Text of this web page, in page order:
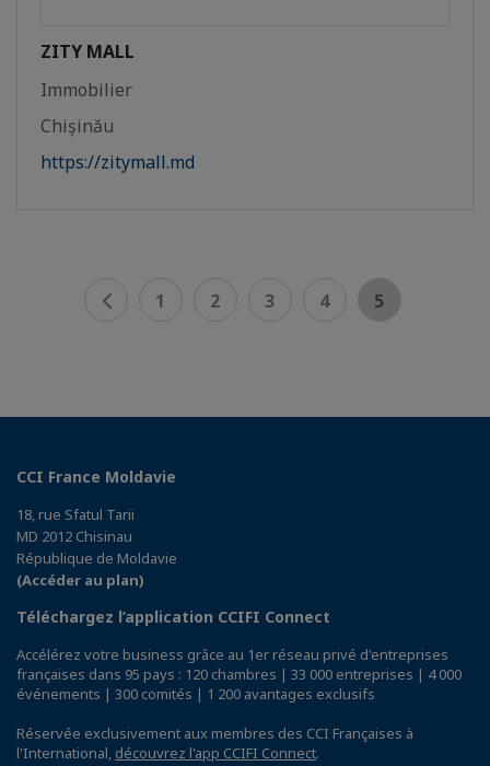
ZITY MALL
Immobilier
Chișinău
https://zitymall.md
1 2 3 4 5
CCI France Moldavie
18, rue Sfatul Tarii
MD 2012 Chisinau
République de Moldavie
(Accéder au plan)
Téléchargez l’application CCIFI Connect
Accélérez votre business grâce au 1er réseau privé d'entreprises
françaises dans 95 pays : 120 chambres | 33 000 entreprises | 4 000
événements | 300 comités | 1 200 avantages exclusifs
Réservée exclusivement aux membres des CCI Françaises à
l'International, découvrez l'app CCIFI Connect.